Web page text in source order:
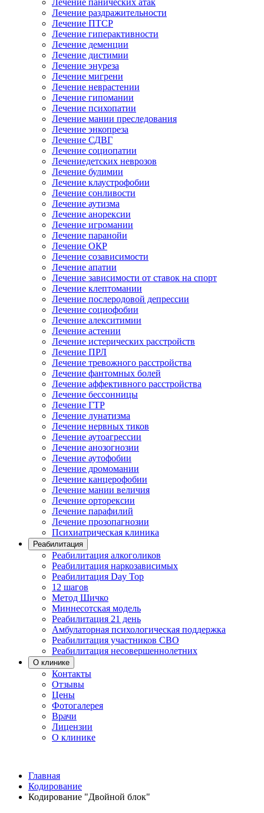
Лечение панических атак
Лечение раздражительности
Лечение ПТСР
Лечение гиперактивности
Лечение деменции
Лечение дистимии
Лечение энуреза
Лечение мигрени
Лечение неврастении
Лечение гипомании
Лечение психопатии
Лечение мании преследования
Лечение энкопреза
Лечение СДВГ
Лечение социопатии
Лечениедетских неврозов
Лечение булимии
Лечение клаустрофобии
Лечение сонливости
Лечение аутизма
Лечение анорексии
Лечение игромании
Лечение паранойи
Лечение ОКР
Лечение созависимости
Лечение апатии
Лечение зависимости от ставок на спорт
Лечение клептомании
Лечение послеродовой депрессии
Лечение социофобии
Лечение алекситимии
Лечение астении
Лечение истерических расстройств
Лечение ПРЛ
Лечение тревожного расстройства
Лечение фантомных болей
Лечение аффективного расстройства
Лечение бессонницы
Лечение ГТР
Лечение лунатизма
Лечение нервных тиков
Лечение аутоагрессии
Лечение анозогнозии
Лечение аутофобии
Лечение дромомании
Лечение канцерофобии
Лечение мании величия
Лечение орторексии
Лечение парафилий
Лечение прозопагнозии
Психиатрическая клиника
Реабилитация
Реабилитация алкоголиков
Реабилитация наркозависимых
Реабилитация Day Top
12 шагов
Метод Шичко
Миннесотская модель
Реабилитация 21 день
Амбулаторная психологическая поддержка
Реабилитация участников СВО
Реабилитация несовершеннолетних
О клинике
Контакты
Отзывы
Цены
Фотогалерея
Врачи
Лицензии
О клинике
Главная
Кодирование
Кодирование "Двойной блок"